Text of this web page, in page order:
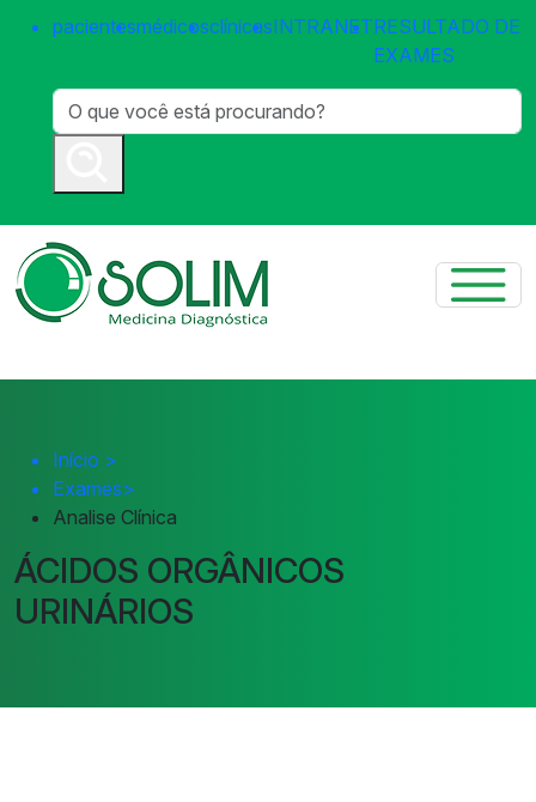
pacientesmédicosclínicasINTRANETRESULTADO DE
EXAMES
Início >
Exames>
Analise Clínica
ÁCIDOS ORGÂNICOS
URINÁRIOS